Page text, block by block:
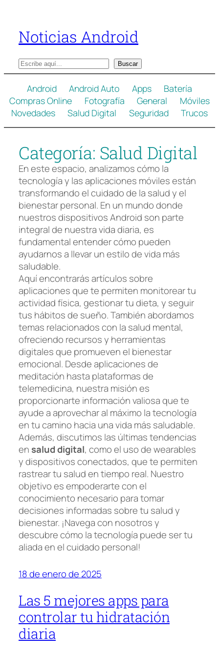
contenido
Noticias Android
B
u
c
a
r
Buscar
Android Android Auto Apps
Batería
Compras Online
Fotografía General
Móviles
Novedades
Salud Digital Seguridad Trucos
Categoría: Salud Digital
En este espacio, analizamos cómo la
tecnología y las aplicaciones móviles están
transformando el cuidado de la salud y el
bienestar personal. En un mundo donde
nuestros dispositivos Android son parte
integral de nuestra vida diaria, es
fundamental entender cómo pueden
ayudarnos a llevar un estilo de vida más
saludable.
Aquí encontrarás artículos sobre
aplicaciones que te permiten monitorear tu
actividad física, gestionar tu dieta, y seguir
tus hábitos de sueño. También abordamos
temas relacionados con la salud mental,
ofreciendo recursos y herramientas
digitales que promueven el bienestar
emocional. Desde aplicaciones de
meditación hasta plataformas de
telemedicina, nuestra misión es
proporcionarte información valiosa que te
ayude a aprovechar al máximo la tecnología
en tu camino hacia una vida más saludable.
Además, discutimos las últimas tendencias
en salud digital, como el uso de wearables
y dispositivos conectados, que te permiten
rastrear tu salud en tiempo real. Nuestro
objetivo es empoderarte con el
conocimiento necesario para tomar
decisiones informadas sobre tu salud y
bienestar. ¡Navega con nosotros y
descubre cómo la tecnología puede ser tu
aliada en el cuidado personal!
18 de enero de 2025
Las 5 mejores apps para
controlar tu hidratación
diaria